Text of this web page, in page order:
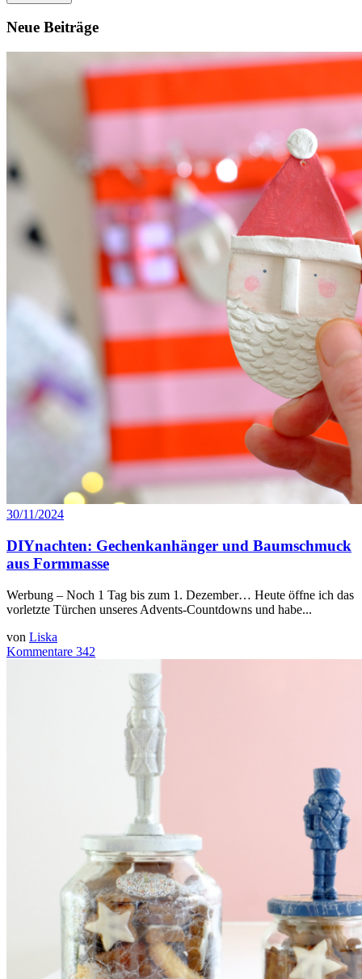
Neue Beiträge
30/11/2024
DIYnachten: Gechenkanhänger und Baumschmuck
aus Formmasse
Werbung – Noch 1 Tag bis zum 1. Dezember… Heute öffne ich das
vorletzte Türchen unseres Advents-Countdowns und habe...
von Liska
Kommentare 342